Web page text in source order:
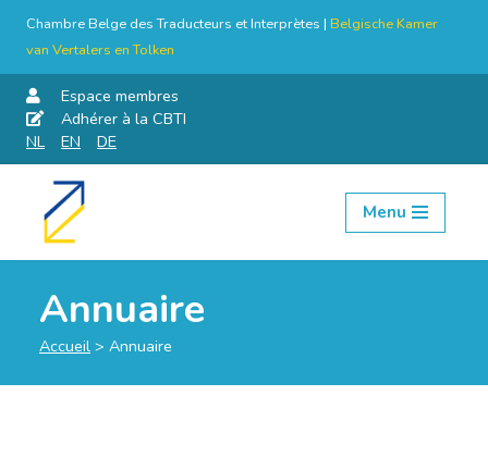
Chambre Belge des Traducteurs et Interprètes | Belgische Kamer
van Vertalers en Tolken
Espace membres
Adhérer à la CBTI
NL
EN DE
Aller
Menu
Annuaire
Accueil > Annuaire